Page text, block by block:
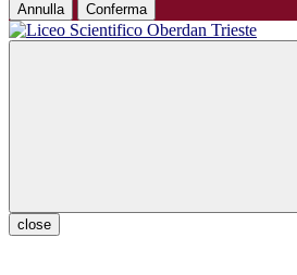
Annulla Conferma
close